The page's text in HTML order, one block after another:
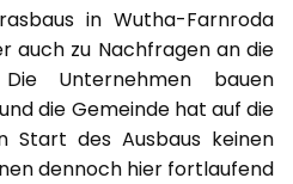
in Wutha-Farnroda
auch zu Nachfragen an die
Die Unternehmen bauen
die Gemeinde hat auf die
Start des Ausbaus keinen
dennoch hier fortlaufend